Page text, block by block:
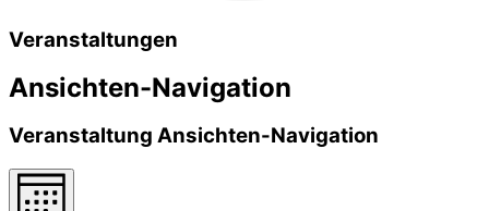
Veranstaltungen
Ansichten-Navigation
Veranstaltung Ansichten-Navigation